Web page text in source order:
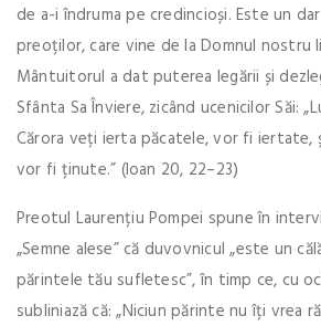
de a-i îndruma pe credincioși. Este un
preoților, care vine de la Domnul nostru
Mântuitorul a dat puterea legării și
Sfânta Sa Înviere, zicând ucenicilor Săi:
Cărora veți ierta păcatele, vor fi iertate,
vor fi ținute.” (Ioan 20, 22–23)
Preotul Laurențiu Pompei spune în
„Semne alese” că duvovnicul „este un
părintele tău sufletesc”, în timp ce, cu
subliniază că: „Niciun părinte nu îți vrea